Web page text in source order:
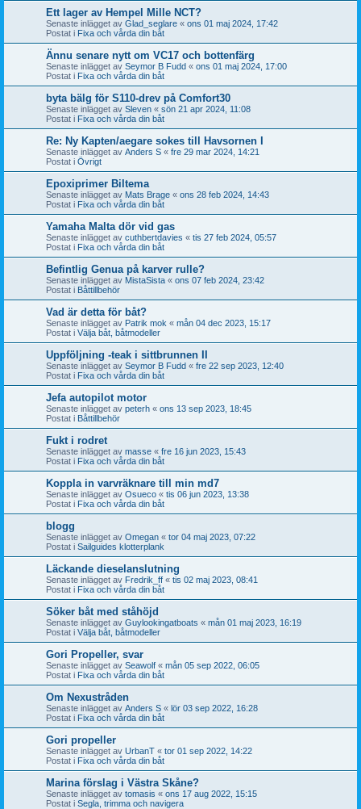
Ett lager av Hempel Mille NCT?
Senaste inlägget av Glad_seglare « ons 01 maj 2024, 17:42
Postat i Fixa och vårda din båt
Ännu senare nytt om VC17 och bottenfärg
Senaste inlägget av Seymor B Fudd « ons 01 maj 2024, 17:00
Postat i Fixa och vårda din båt
byta bälg för S110-drev på Comfort30
Senaste inlägget av Sleven « sön 21 apr 2024, 11:08
Postat i Fixa och vårda din båt
Re: Ny Kapten/aegare sokes till Havsornen I
Senaste inlägget av Anders S « fre 29 mar 2024, 14:21
Postat i Övrigt
Epoxiprimer Biltema
Senaste inlägget av Mats Brage « ons 28 feb 2024, 14:43
Postat i Fixa och vårda din båt
Yamaha Malta dör vid gas
Senaste inlägget av cuthbertdavies « tis 27 feb 2024, 05:57
Postat i Fixa och vårda din båt
Befintlig Genua på karver rulle?
Senaste inlägget av MistaSista « ons 07 feb 2024, 23:42
Postat i Båttillbehör
Vad är detta för båt?
Senaste inlägget av Patrik mok « mån 04 dec 2023, 15:17
Postat i Välja båt, båtmodeller
Uppföljning -teak i sittbrunnen II
Senaste inlägget av Seymor B Fudd « fre 22 sep 2023, 12:40
Postat i Fixa och vårda din båt
Jefa autopilot motor
Senaste inlägget av peterh « ons 13 sep 2023, 18:45
Postat i Båttillbehör
Fukt i rodret
Senaste inlägget av masse « fre 16 jun 2023, 15:43
Postat i Fixa och vårda din båt
Koppla in varvräknare till min md7
Senaste inlägget av Osueco « tis 06 jun 2023, 13:38
Postat i Fixa och vårda din båt
blogg
Senaste inlägget av Omegan « tor 04 maj 2023, 07:22
Postat i Sailguides klotterplank
Läckande dieselanslutning
Senaste inlägget av Fredrik_ff « tis 02 maj 2023, 08:41
Postat i Fixa och vårda din båt
Söker båt med ståhöjd
Senaste inlägget av Guylookingatboats « mån 01 maj 2023, 16:19
Postat i Välja båt, båtmodeller
Gori Propeller, svar
Senaste inlägget av Seawolf « mån 05 sep 2022, 06:05
Postat i Fixa och vårda din båt
Om Nexustråden
Senaste inlägget av Anders S « lör 03 sep 2022, 16:28
Postat i Fixa och vårda din båt
Gori propeller
Senaste inlägget av UrbanT « tor 01 sep 2022, 14:22
Postat i Fixa och vårda din båt
Marina förslag i Västra Skåne?
Senaste inlägget av tomasis « ons 17 aug 2022, 15:15
Postat i Segla, trimma och navigera